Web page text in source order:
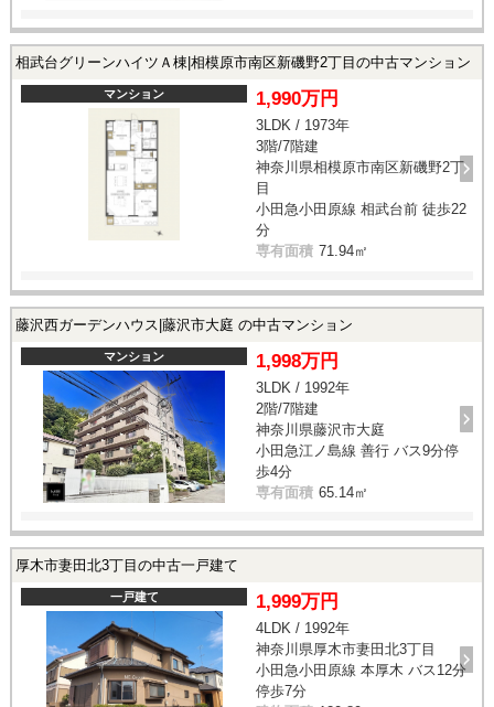
相武台グリーンハイツＡ棟|相模原市南区新磯野2丁目の中古マンション
マンション 1,990万円
3LDK / 1973年
3階/7階建
神奈川県相模原市南区新磯野2丁
目
小田急小田原線 相武台前 徒歩22
分
専有面積 71.94㎡
藤沢西ガーデンハウス|藤沢市大庭 の中古マンション
マンション 1,998万円
3LDK / 1992年
2階/7階建
神奈川県藤沢市大庭
小田急江ノ島線 善行 バス9分停
歩4分
専有面積 65.14㎡
厚木市妻田北3丁目の中古一戸建て
一戸建て 1,999万円
4LDK / 1992年
神奈川県厚木市妻田北3丁目
小田急小田原線 本厚木 バス12分
停歩7分